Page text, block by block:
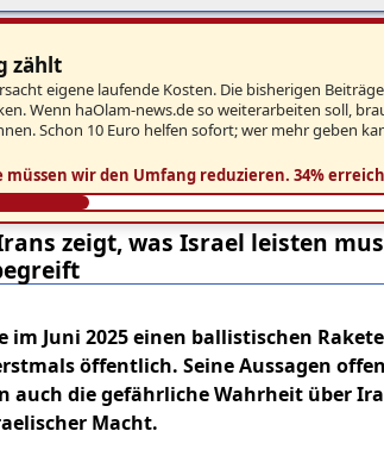
zählt
eigene laufende Kosten. Die bisherigen
Wenn haOlam-news.de so weiterarbeiten soll,
Schon 10 Euro helfen sofort; wer mehr geben
wir den Umfang reduzieren. 34%
zeigt, was Israel leisten
Juni 2025 einen ballistischen
öffentlich. Seine Aussagen
auch die gefährliche Wahrheit über
Macht.